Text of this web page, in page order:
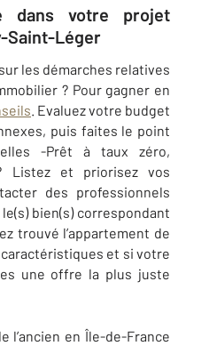
dans votre projet
Saint-Léger
les démarches relatives
? Pour gagner en
. Evaluez votre budget
puis faites le point
-Prêt à taux zéro,
Listez et priorisez vos
des professionnels
bien(s) correspondant
trouvé l’appartement de
et si votre
une offre la plus juste
l’ancien en Île-de-France